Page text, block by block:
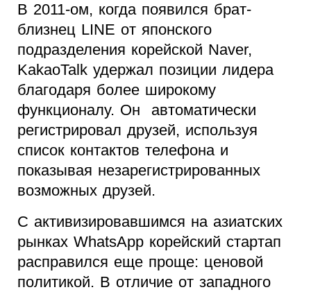
В 2011-ом, когда появился брат-
близнец LINE от японского
подразделения корейской Naver,
KakaoTalk удержал позиции лидера
благодаря более широкому
функционалу. Он автоматически
регистрировал друзей, используя
список контактов телефона и
показывая незарегистрированных
возможных друзей.
С активизировавшимся на азиатских
рынках WhatsApp корейский стартап
расправился еще проще: ценовой
политикой. В отличие от западного